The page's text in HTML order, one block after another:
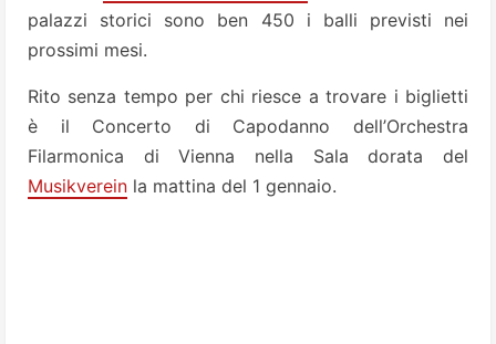
palazzi storici sono ben 450 i balli previsti nei
prossimi mesi.
Rito senza tempo per chi riesce a trovare i biglietti
è il Concerto di Capodanno dell’Orchestra
Filarmonica di Vienna nella Sala dorata del
Musikverein la mattina del 1 gennaio.